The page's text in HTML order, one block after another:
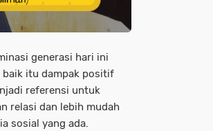
generasi hari ini
baik itu dampak positif
referensi untuk
relasi dan lebih mudah
sosial yang ada.